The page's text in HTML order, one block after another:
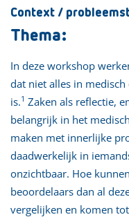
Context /
Thema:
In deze workshop
dat niet alles in
is.1 Zaken als reflectie,
belangrijk in het
maken met innerlijke
daadwerkelijk in
onzichtbaar. Hoe
beoordelaars dan al
vergelijken en komen